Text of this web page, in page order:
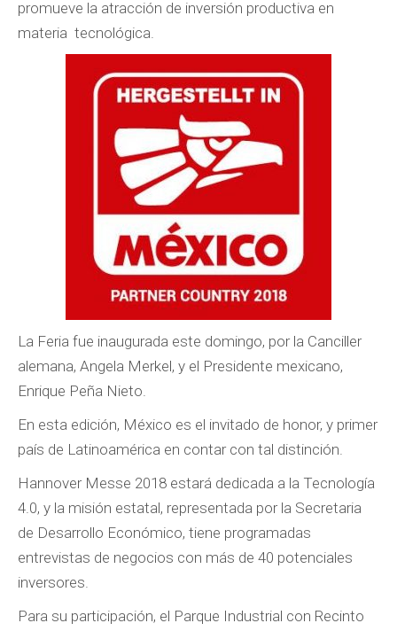
promueve la atracción de inversión productiva en
materia tecnológica.
La Feria fue inaugurada este domingo, por la Canciller
alemana, Angela Merkel, y el Presidente mexicano,
Enrique Peña Nieto.
En esta edición, México es el invitado de honor, y primer
país de Latinoamérica en contar con tal distinción.
Hannover Messe 2018 estará dedicada a la Tecnología
4.0, y la misión estatal, representada por la Secretaria
de Desarrollo Económico, tiene programadas
entrevistas de negocios con más de 40 potenciales
inversores.
Para su participación, el Parque Industrial con Recinto